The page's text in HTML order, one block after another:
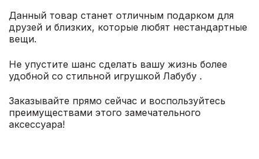
Данный товар станет отличным подарком для
друзей и близких, которые любят нестандартные
вещи.
Не упустите шанс сделать вашу жизнь более
удобной со стильной игрушкой Лабубу .
Заказывайте прямо сейчас и воспользуйтесь
преимуществами этого замечательного
аксессуара!